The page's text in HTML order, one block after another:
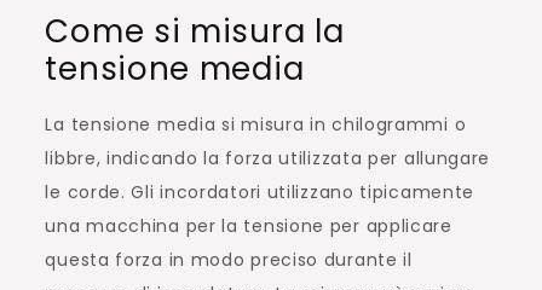
Come si misura la
tensione media
La tensione media si misura in chilogrammi o
libbre, indicando la forza utilizzata per allungare
le corde. Gli incordatori utilizzano tipicamente
una macchina per la tensione per applicare
questa forza in modo preciso durante il